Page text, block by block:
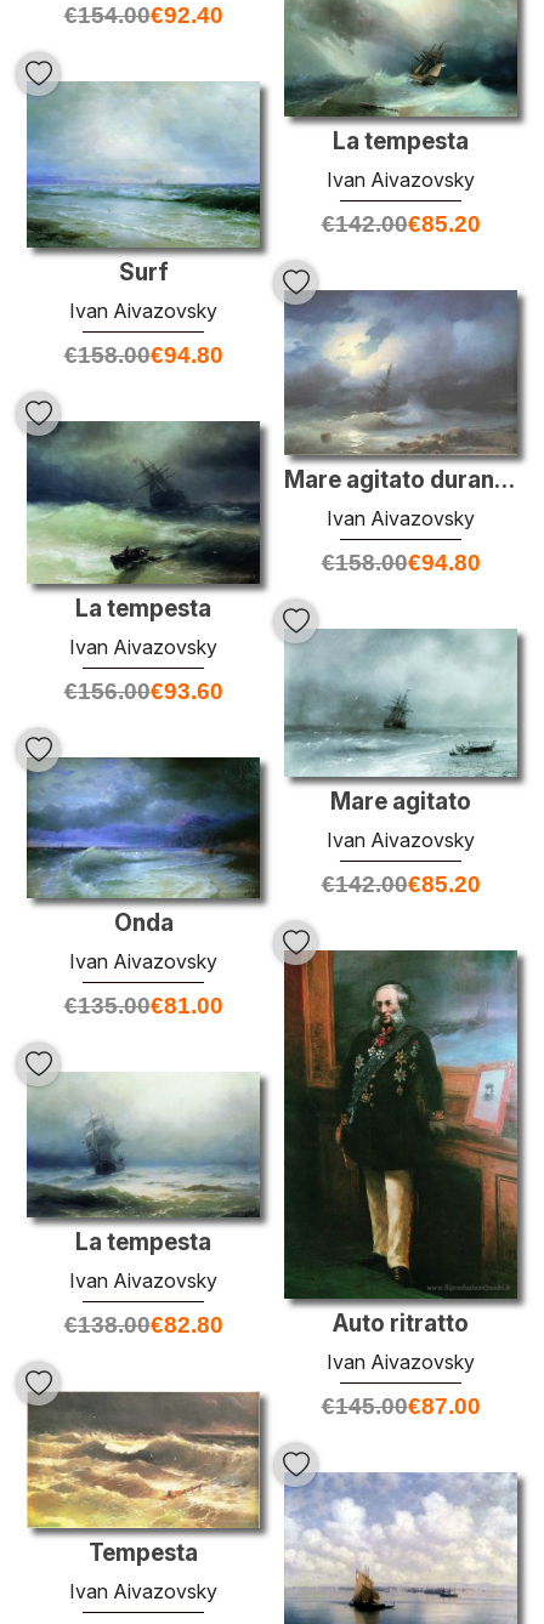
€154.00€92.40
La tempesta
Ivan Aivazovsky
€142.00€85.20
Surf
Ivan Aivazovsky
€158.00€94.80
Mare agitato durante la notte
Ivan Aivazovsky
€158.00€94.80
La tempesta
Ivan Aivazovsky
€156.00€93.60
Mare agitato
Ivan Aivazovsky
€142.00€85.20
Onda
Ivan Aivazovsky
€135.00€81.00
Auto ritratto
Ivan Aivazovsky
€145.00€87.00
La tempesta
Ivan Aivazovsky
€138.00€82.80
Tempesta
Ivan Aivazovsky